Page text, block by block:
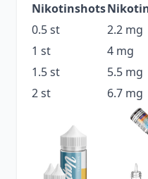
Nikotinshots
0.5 st
2.2 mg
1 st
4 mg
1.5 st
5.5 mg
2 st
6.7 mg
Innehåller
cooling
Serie
Tillverkningsland
Typ